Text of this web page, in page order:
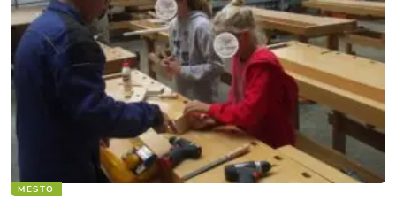
MESTO